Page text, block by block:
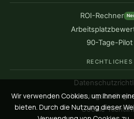
ROI-Rechner
90-Tage-Pilot
RECHTLICHES
Cookie-
Wir verwenden Cookies, um Ihnen
bieten. Durch die Nutzung dieser